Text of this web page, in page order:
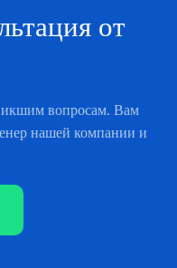
от
вопросам. Вам
нашей компании и